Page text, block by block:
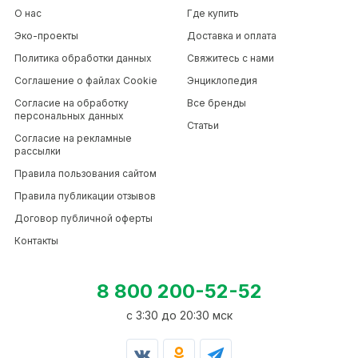
О нас
Эко-проекты
Политика обработки данных
Соглашение о файлах Cookie
Согласие на обработку
персональных данных
Согласие на рекламные
рассылки
Правила пользования сайтом
Правила публикации отзывов
Договор публичной оферты
Контакты
Где купить
Доставка и оплата
Свяжитесь с нами
Энциклопедия
Все бренды
Статьи
8 800 200-52-52
c 3:30 до 20:30 мск